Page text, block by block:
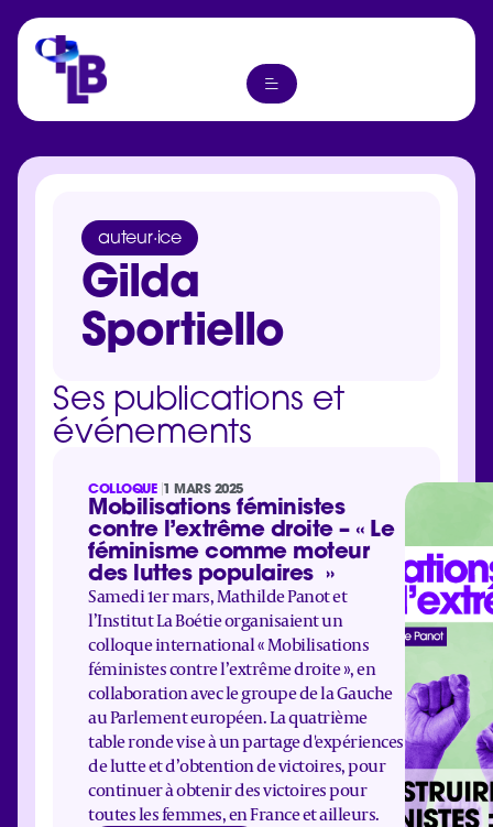
auteur·ice
Gilda
Sportiello
Ses publications et
événements
COLLOQUE 1 MARS 2025
Mobilisations féministes
contre l’extrême droite – « Le
féminisme comme moteur
des luttes populaires »
Samedi 1er mars, Mathilde Panot et
l’Institut La Boétie organisaient un
colloque international « Mobilisations
féministes contre l’extrême droite », en
collaboration avec le groupe de la Gauche
au Parlement européen. La quatrième
table ronde vise à un partage d'expériences
de lutte et d’obtention de victoires, pour
continuer à obtenir des victoires pour
toutes les femmes, en France et ailleurs.